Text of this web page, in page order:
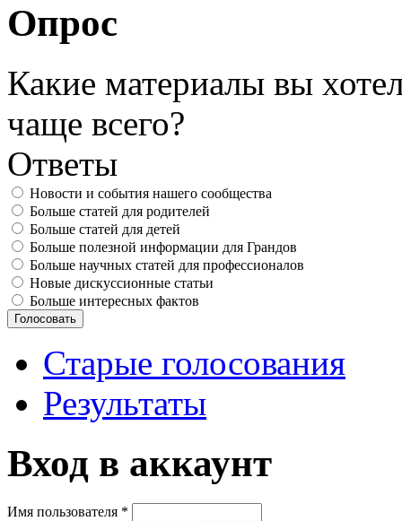
Опрос
Какие материалы вы
чаще всего?
Ответы
Новости и события нашего сообщества
Больше статей для родителей
Больше статей для детей
Больше полезной информации для Грандов
Больше научных статей для профессионалов
Новые дискуссионные статьи
Больше интересных фактов
Старые голосования
Результаты
Вход в аккаунт
Имя пользователя *